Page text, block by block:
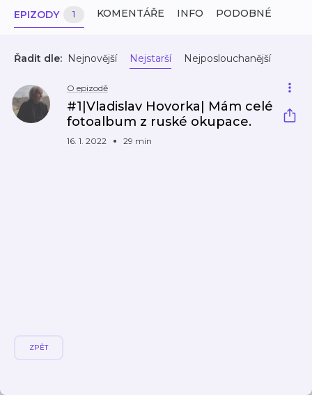
EPIZODY 1 KOMENTÁŘE INFO PODOBNÉ
Řadit dle: Nejnovější Nejstarší Nejposlouchanější
O epizodě
#1|Vladislav Hovorka| Mám celé
fotoalbum z ruské okupace.
16. 1. 2022 29 min
ZPĚT